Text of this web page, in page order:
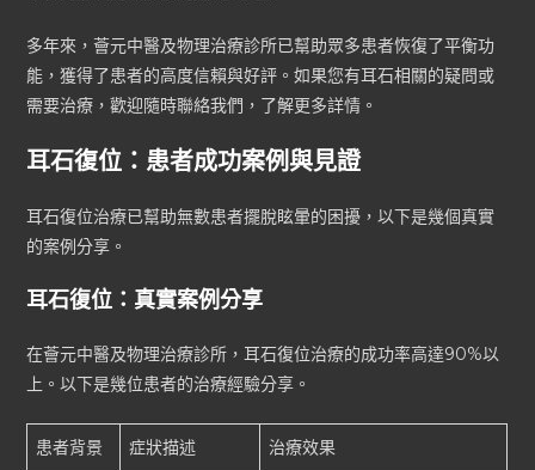
多年來，薈元中醫及物理治療診所已幫助眾多患者恢復了平衡功
能，獲得了患者的高度信賴與好評。如果您有耳石相關的疑問或
需要治療，歡迎隨時聯絡我們，了解更多詳情。
耳石復位：患者成功案例與見證
耳石復位治療已幫助無數患者擺脫眩暈的困擾，以下是幾個真實
的案例分享。
耳石復位：真實案例分享
在薈元中醫及物理治療診所，耳石復位治療的成功率高達90%以
上。以下是幾位患者的治療經驗分享。
患者背景 症狀描述 治療效果